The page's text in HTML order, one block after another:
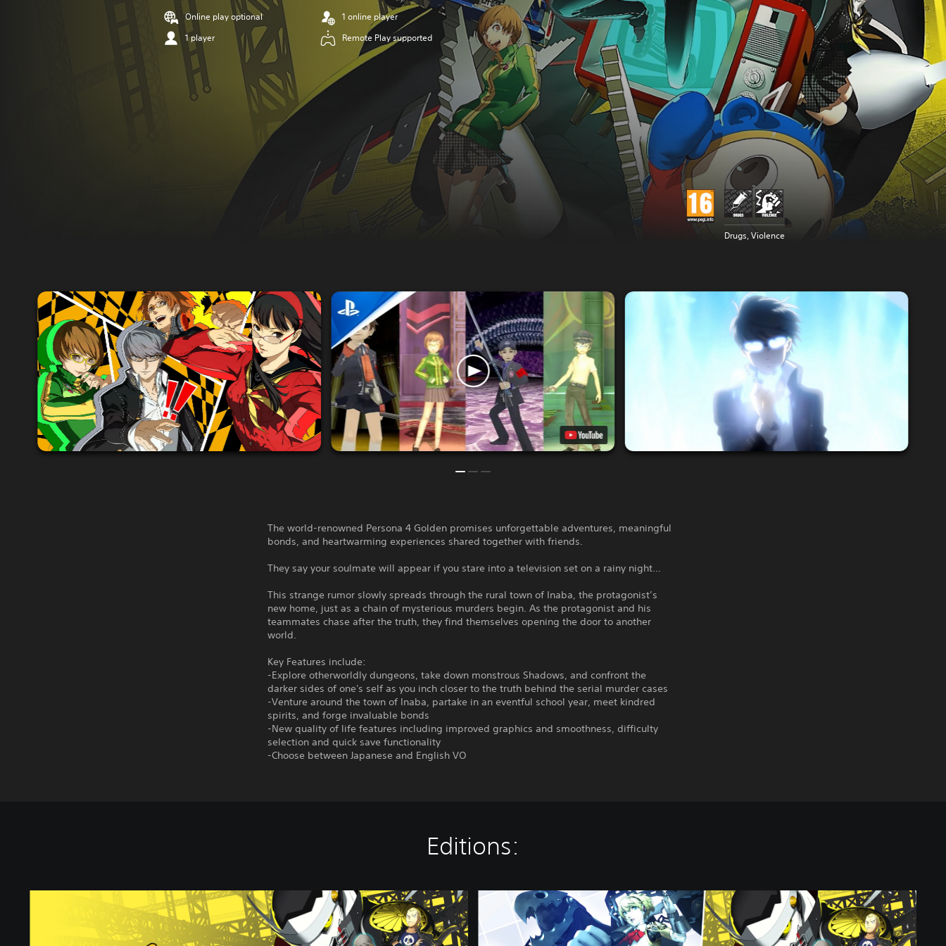
Online play optional
1 player
1 online player
Remote Play supported
Drugs, Violence
The world-renowned Persona 4 Golden promises unforgettable adventures, meaningful
bonds, and heartwarming experiences shared together with friends.
They say your soulmate will appear if you stare into a television set on a rainy night…
This strange rumor slowly spreads through the rural town of Inaba, the protagonist’s
new home, just as a chain of mysterious murders begin. As the protagonist and his
teammates chase after the truth, they find themselves opening the door to another
world.
Key Features include:
-Explore otherworldly dungeons, take down monstrous Shadows, and confront the
darker sides of one's self as you inch closer to the truth behind the serial murder cases
-Venture around the town of Inaba, partake in an eventful school year, meet kindred
spirits, and forge invaluable bonds
-New quality of life features including improved graphics and smoothness, difficulty
selection and quick save functionality
-Choose between Japanese and English VO
Editions:
r